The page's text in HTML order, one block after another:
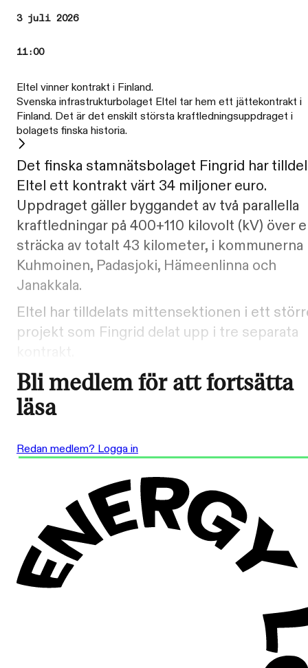
3 juli 2026
11:00
Eltel vinner kontrakt i Finland.
Svenska infrastrukturbolaget Eltel tar hem ett jättekontrakt i
Finland. Det är det enskilt största kraftledningsuppdraget i
bolagets finska historia.
Det finska stamnätsbolaget Fingrid har
Eltel ett kontrakt värt 34 miljoner euro.
Uppdraget gäller byggandet av två parallella
kraftledningar på 400+110 kilovolt (kV) över
sträcka av totalt 43 kilometer, i kommunerna
Kuhmoinen, Padasjoki, Hämeenlinna och
Janakkala.
Eltel har tilldelats mittensektionen i ett
projekt som Fingrid delat upp i tre separata
Bli medlem för att fortsätta
läsa
Redan medlem? Logga in